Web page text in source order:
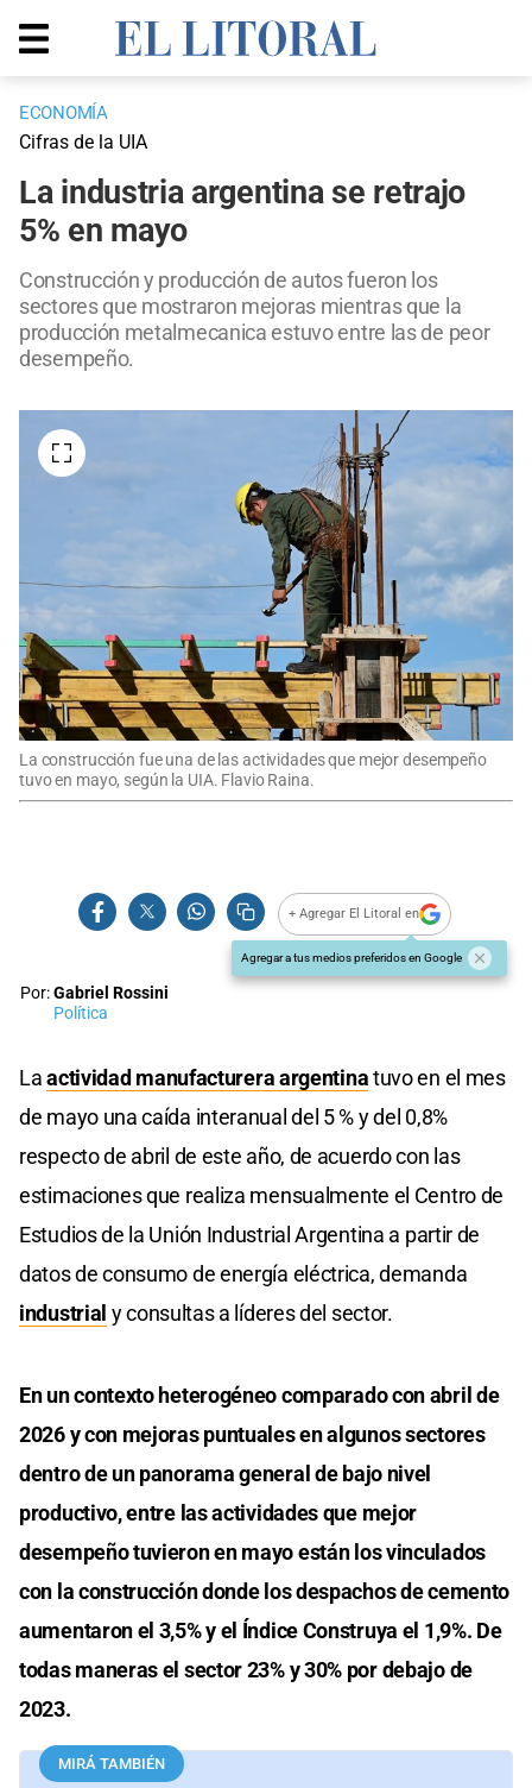
ECONOMÍA
Cifras de la UIA
La industria argentina se retrajo
5% en mayo
Construcción y producción de autos fueron los
sectores que mostraron mejoras mientras que la
producción metalmecanica estuvo entre las de peor
desempeño.
La construcción fue una de las actividades que mejor desempeño
tuvo en mayo, según la UIA. Flavio Raina.
+ Agregar El Litoral en
Agregar a tus medios preferidos en Google
Por:Gabriel Rossini
Política
Laactividad manufacturera argentinatuvo en el mes
de mayo una caída interanual del 5 % y del 0,8%
respecto de abril de este año, de acuerdo con las
estimaciones que realiza mensualmente el Centro de
Estudios de la Unión Industrial Argentina a partir de
datos de consumo de energía eléctrica, demanda
industrial y consultas a líderes del sector.
En un contexto heterogéneo comparado con abril de
2026 y con mejoras puntuales en algunos sectores
dentro de un panorama general de bajo nivel
productivo, entre las actividades que mejor
desempeño tuvieron en mayo están los vinculados
con la construcción donde los despachos de cemento
aumentaron el 3,5% y el Índice Construya el 1,9%. De
todas maneras el sector 23% y 30% por debajo de
2023.
MIRÁ TAMBIÉN